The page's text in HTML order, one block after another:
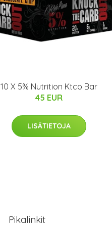
10 X 5% Nutrition Ktco Bar
45 EUR
LISÄTIETOJA
Pikalinkit